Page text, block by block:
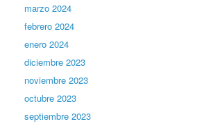
marzo 2024
febrero 2024
enero 2024
diciembre 2023
noviembre 2023
octubre 2023
septiembre 2023